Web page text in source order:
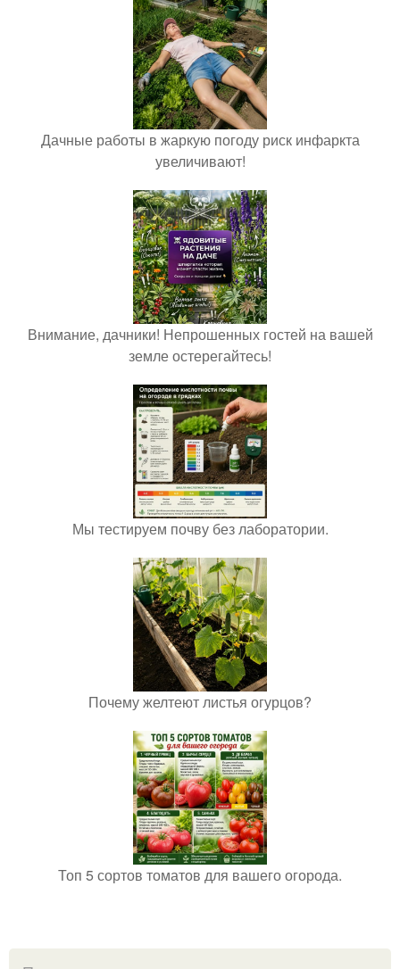
Дачные работы в жаркую погоду риск инфаркта
увеличивают!
Внимание, дачники! Непрошенных гостей на вашей
земле остерегайтесь!
Мы тестируем почву без лаборатории.
Почему желтеют листья огурцов?
Топ 5 сортов томатов для вашего огорода.